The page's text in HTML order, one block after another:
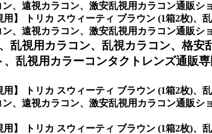
、遠視カラコン、激安乱視用カラコン通販シ
用】 トリカ スウィーティ ブラウン (1箱2枚)
、遠視カラコン、激安乱視用カラコン通販シ
乱視用カラコン、乱視カラコン、格安
乱視用カラーコンタクトレンズ通販
用】 トリカ スウィーティ ブラウン (1箱2枚)
遠視カラコン、激安乱視用カラコン通販シ
用】 トリカ スウィーティ ブラウン (1箱2枚)